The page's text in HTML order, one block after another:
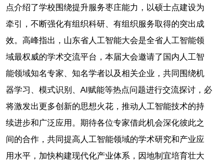
点介绍了学校围绕提升服务枣庄能力，以硕士点建设为
牵引，不断强化有组织科研、有组织服务取得的突出成
效。高峰指出，山东省人工智能大会是全省人工智能领
域最权威的学术交流平台，本届大会邀请了国内人工智
能领域知名专家、知名学者以及相关企业，共同围绕机
器学习、模式识别、AI赋能等热点问题进行交流探讨，必
将激发出更多创新的思想火花，推动人工智能技术的持
续进步和广泛应用。期待各位专家借此机会深化彼此之
间的合作，共同提高人工智能领域的学术研究和产业应
用水平，加快构建现代化产业体系，因地制宜培育壮大